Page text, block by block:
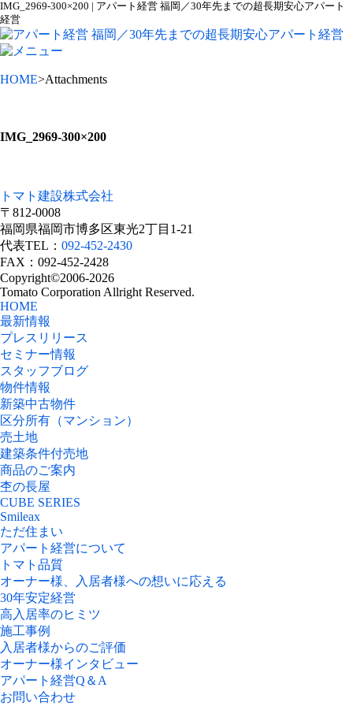
IMG_2969-300×200 | アパート経営 福岡／30年先までの超長期安心アパート
経営
HOME>Attachments
IMG_2969-300×200
トマト建設株式会社
〒812-0008
福岡県福岡市博多区東光2丁目1-21
代表TEL： 092-452-2430
FAX：092-452-2428
Copyright©2006-2026
Tomato Corporation Allright Reserved.
HOME
最新情報
プレスリリース
セミナー情報
スタッフブログ
物件情報
新築中古物件
区分所有（マンション）
売土地
建築条件付売地
商品のご案内
杢の長屋
CUBE SERIES
Smileax
ただ住まい
アパート経営について
トマト品質
オーナー様、入居者様への想いに応える
30年安定経営
高入居率のヒミツ
施工事例
入居者様からのご評価
オーナー様インタビュー
アパート経営Q＆A
お問い合わせ